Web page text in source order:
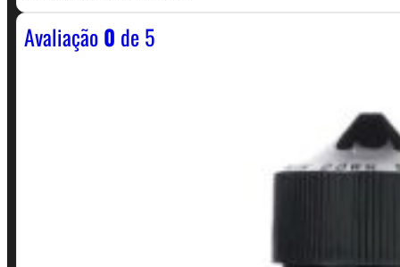
Avaliação0 de 5
Horário: Política de Horario e Fretes